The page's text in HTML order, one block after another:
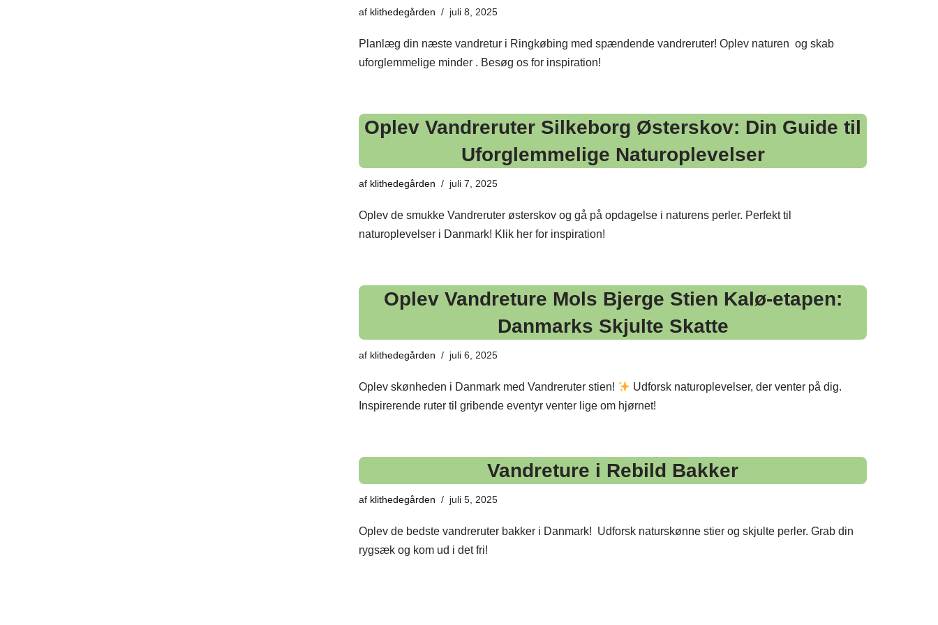
af klithedegården juli 8, 2025
Planlæg din næste vandretur i Ringkøbing med spændende vandreruter! Oplev naturen ️ og skab
uforglemmelige minder . Besøg os for inspiration!
Oplev Vandreruter Silkeborg Østerskov: Din Guide til
Uforglemmelige Naturoplevelser
af klithedegården juli 7, 2025
Oplev de smukke Vandreruter østerskov og gå på opdagelse i naturens perler. Perfekt til
naturoplevelser i Danmark! Klik her for inspiration!
Oplev Vandreture Mols Bjerge Stien Kalø-etapen:
Danmarks Skjulte Skatte
af klithedegården juli 6, 2025
Oplev skønheden i Danmark med Vandreruter stien!
Udforsk naturoplevelser, der venter på dig.
Inspirerende ruter til gribende eventyr venter lige om hjørnet!
Vandreture i Rebild Bakker
af klithedegården juli 5, 2025
Oplev de bedste vandreruter bakker i Danmark! ️ Udforsk naturskønne stier og skjulte perler. Grab din
rygsæk og kom ud i det fri!